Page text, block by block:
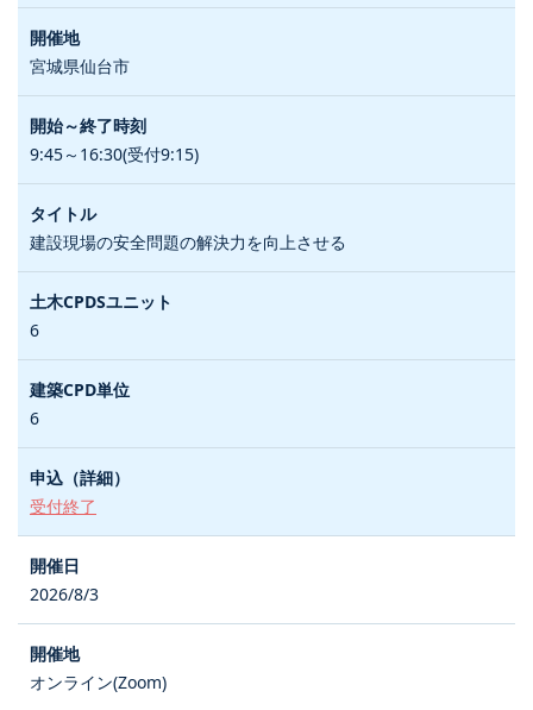
宮城県仙台市
9:45～16:30(受付9:15)
建設現場の安全問題の解決力を向上させる
6
6
受付終了
2026/8/3
オンライン(Zoom)